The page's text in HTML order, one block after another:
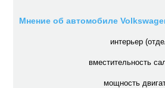
Мнение об автомобиле
интерьер
вместительность
мощность